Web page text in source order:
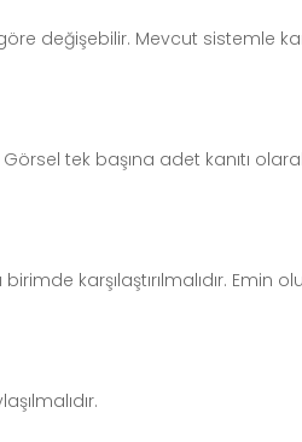
değişebilir. Mevcut sistemle
tek başına adet kanıtı
karşılaştırılmalıdır. Emin